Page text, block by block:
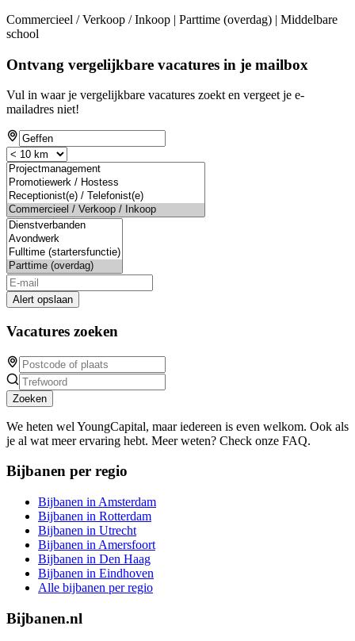
Commercieel / Verkoop / Inkoop | Parttime (overdag) | Middelbare
school
Ontvang vergelijkbare vacatures in je mailbox
Vul in waar je vergelijkbare vacatures zoekt en vergeet je e-
mailadres niet!
Alert opslaan
Vacatures zoeken
Zoeken
We heten wel YoungCapital, maar iedereen is even welkom. Ook als
je al wat meer ervaring hebt. Meer weten? Check onze FAQ.
Bijbanen per regio
Bijbanen in Amsterdam
Bijbanen in Rotterdam
Bijbanen in Utrecht
Bijbanen in Amersfoort
Bijbanen in Den Haag
Bijbanen in Eindhoven
Alle bijbanen per regio
Bijbanen.nl